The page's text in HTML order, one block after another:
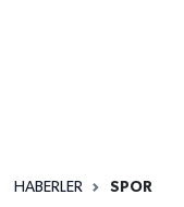
HABERLER SPOR